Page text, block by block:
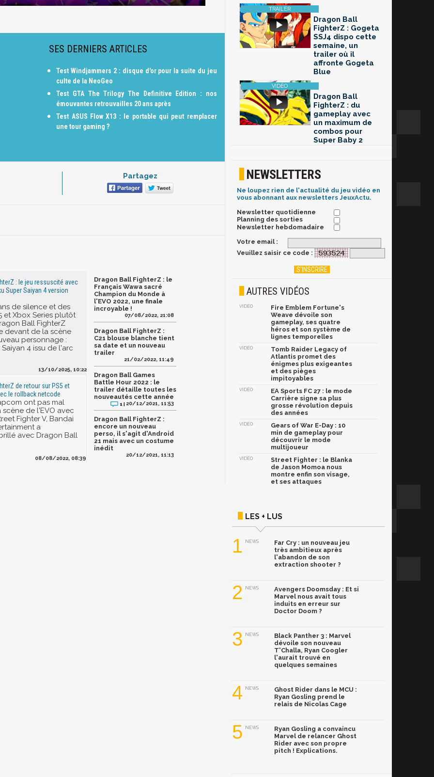
SES DERNIERS ARTICLES
Test Windjammers 2 : disque d'or pour la suite du jeu
culte de la NeoGeo
Test GTA The Trilogy The Definitive Edition : nos
émouvantes retrouvailles 20 ans après
Test ASUS Flow X13 : le portable qui peut remplacer
une tour gaming ?
Partagez
: le jeu ressuscité avec
Super Saiyan 4 version
de silence et des
et Xbox Series plutôt
Ball FighterZ
devant de la scène
personnage :
4 issu de l'arc
13/10/2025, 10:22
de retour sur PS5 et
le rollback netcode
ont pas mal
de l'EVO avec
Fighter V, Bandai
a
avec Dragon Ball
08/08/2022, 08:39
Dragon Ball FighterZ : le
Français Wawa sacré
Champion du Monde à
l'EVO 2022, une finale
incroyable !
07/08/2022, 21:08
Dragon Ball FighterZ :
C21 blouse blanche tient
sa date et un nouveau
trailer
21/02/2022, 11:49
Dragon Ball Games
Battle Hour 2022 : le
trailer détaille toutes les
nouveautés cette année
1 | 20/12/2021, 11:53
Dragon Ball FighterZ :
encore un nouveau
perso, il s'agit d'Android
21 mais avec un costume
inédit
20/12/2021, 11:13
Dragon Ball
FighterZ : Gogeta
SSJ4 dispo cette
semaine, un
trailer où il
affronte Gogeta
Blue
Dragon Ball
FighterZ : du
gameplay avec
un maximum de
combos pour
Super Baby 2
NEWSLETTERS
Ne loupez rien de l'actualité du jeu vidéo en
vous abonnant aux newsletters JeuxActu.
Newsletter quotidienne
Planning des sorties
Newsletter hebdomadaire
Votre email :
Veuillez saisir ce code :
AUTRES VIDÉOS
VIDÉO
Fire Emblem Fortune's
Weave dévoile son
gameplay, ses quatre
héros et son système de
lignes temporelles
VIDÉO
Tomb Raider Legacy of
Atlantis promet des
énigmes plus exigeantes
et des pièges
impitoyables
VIDÉO
EA Sports FC 27 : le mode
Carrière signe sa plus
grosse révolution depuis
des années
VIDÉO
Gears of War E-Day : 10
min de gameplay pour
découvrir le mode
multijoueur
VIDÉO
Street Fighter : le Blanka
de Jason Momoa nous
montre enfin son visage,
et ses attaques
LES + LUS
1 NEWS
Far Cry : un nouveau jeu
très ambitieux après
l'abandon de son
extraction shooter ?
2 NEWS
Avengers Doomsday : Et si
Marvel nous avait tous
induits en erreur sur
Doctor Doom ?
3 NEWS
Black Panther 3 : Marvel
dévoile son nouveau
T'Challa, Ryan Coogler
l'aurait trouvé en
quelques semaines
4 NEWS
Ghost Rider dans le MCU :
Ryan Gosling prend le
relais de Nicolas Cage
5 NEWS
Ryan Gosling a convaincu
Marvel de relancer Ghost
Rider avec son propre
pitch ! Explications.